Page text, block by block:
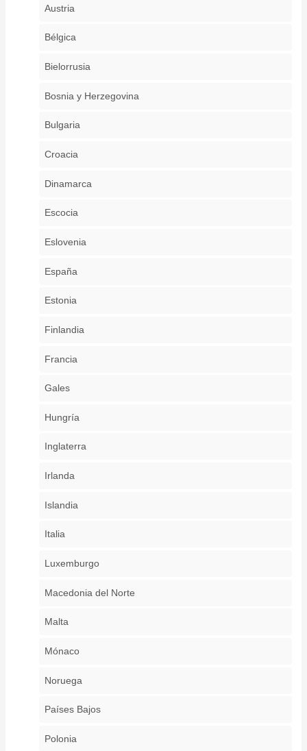
Austria
Bélgica
Bielorrusia
Bosnia y Herzegovina
Bulgaria
Croacia
Dinamarca
Escocia
Eslovenia
España
Estonia
Finlandia
Francia
Gales
Hungría
Inglaterra
Irlanda
Islandia
Italia
Luxemburgo
Macedonia del Norte
Malta
Mónaco
Noruega
Países Bajos
Polonia